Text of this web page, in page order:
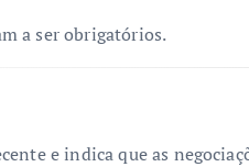
a ser obrigatórios.
e indica que as